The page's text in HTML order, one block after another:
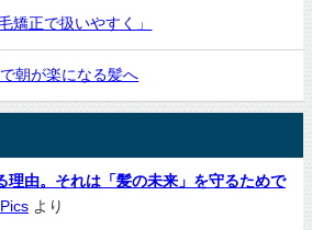
矯正で扱いやすく」
朝が楽になる髪へ
理由。それは「髪の未来」を守るためで
より